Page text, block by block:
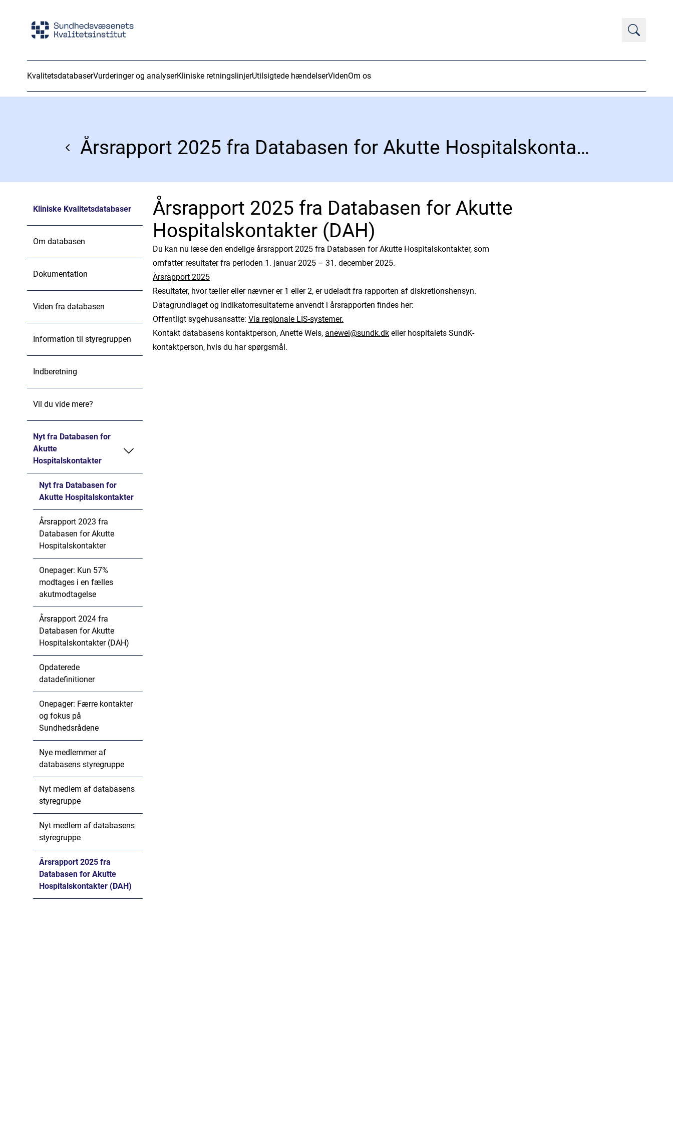
KvalitetsdatabaserVurderinger og analyserKliniske retningslinjerUtilsigtede hændelserVidenOm os
Årsrapport 2025 fra Databasen for Akutte Hospitalskontakter (DAH)
Kliniske Kvalitetsdatabaser
Om databasen
Dokumentation
Viden fra databasen
Information til styregruppen
Indberetning
Vil du vide mere?
Nyt fra Databasen for
Akutte
Hospitalskontakter
Nyt fra Databasen for
Akutte Hospitalskontakter
Årsrapport 2023 fra
Databasen for Akutte
Hospitalskontakter
Onepager: Kun 57%
modtages i en fælles
akutmodtagelse
Årsrapport 2024 fra
Databasen for Akutte
Hospitalskontakter (DAH)
Opdaterede
datadefinitioner
Onepager: Færre kontakter
og fokus på
Sundhedsrådene
Nye medlemmer af
databasens styregruppe
Nyt medlem af databasens
styregruppe
Nyt medlem af databasens
styregruppe
Årsrapport 2025 fra
Databasen for Akutte
Hospitalskontakter (DAH)
Årsrapport 2025 fra Databasen for Akutte
Hospitalskontakter (DAH)
Du kan nu læse den endelige årsrapport 2025 fra Databasen for Akutte Hospitalskontakter, som
omfatter resultater fra perioden 1. januar 2025 – 31. december 2025.
Årsrapport 2025
Resultater, hvor tæller eller nævner er 1 eller 2, er udeladt fra rapporten af diskretionshensyn.
Datagrundlaget og indikatorresultaterne anvendt i årsrapporten findes her:
Offentligt sygehusansatte:Via regionale LIS-systemer.
Kontakt databasens kontaktperson, Anette Weis, anewei@sundk.dk eller hospitalets SundK-
kontaktperson, hvis du har spørgsmål.